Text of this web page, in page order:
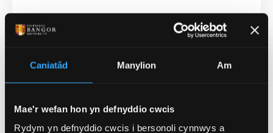
Caniatâd Manylion Am
Mae'r wefan hon yn defnyddio cwcis
Rydym yn defnyddio cwcis i bersonoli cynnwys a